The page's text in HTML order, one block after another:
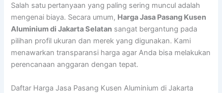
Salah satu pertanyaan yang paling sering muncul adalah
mengenai biaya. Secara umum, Harga Jasa Pasang Kusen
Aluminium di Jakarta Selatan sangat bergantung pada
pilihan profil ukuran dan merek yang digunakan. Kami
menawarkan transparansi harga agar Anda bisa melakukan
perencanaan anggaran dengan tepat.
Daftar Harga Jasa Pasang Kusen Aluminium di Jakarta